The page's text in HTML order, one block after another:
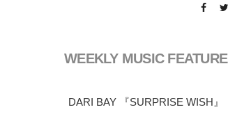
WEEKLY MUSIC FEATURE
DARI BAY 『SURPRISE WISH』